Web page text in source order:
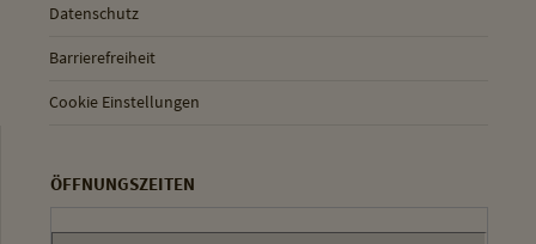
Datenschutz
Barrierefreiheit
Cookie Einstellungen
ÖFFNUNGSZEITEN